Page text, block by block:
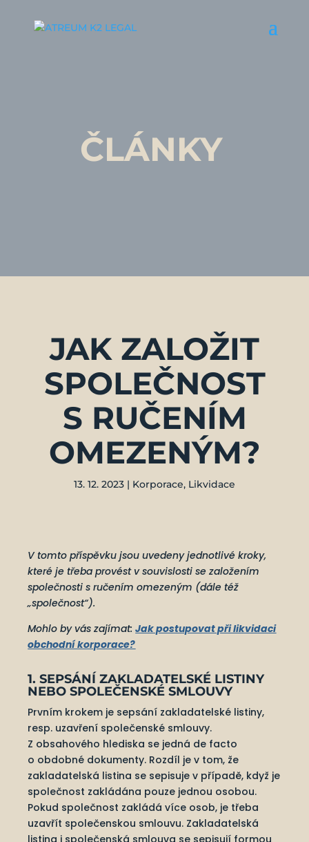
ČLÁNKY
JAK ZALOŽIT
SPOLEČNOST
S RUČENÍM
OMEZENÝM?
13. 12. 2023 | Korporace, Likvidace
V tomto příspěvku jsou uvedeny jednotlivé kroky,
které je třeba provést v souvislosti se založením
společnosti s ručením omezeným (dále též
„společnost“).
Mohlo by vás zajímat:Jak postupovat při likvidaci
obchodní korporace?
1. SEPSÁNÍ ZAKLADATELSKÉ LISTINY
NEBO SPOLEČENSKÉ SMLOUVY
Prvním krokem je sepsání zakladatelské listiny,
resp. uzavření společenské smlouvy.
Z obsahového hlediska se jedná de facto
o obdobné dokumenty. Rozdíl je v tom, že
zakladatelská listina se sepisuje v případě, když je
společnost zakládána pouze jednou osobou.
Pokud společnost zakládá více osob, je třeba
uzavřít společenskou smlouvu. Zakladatelská
listina i společenská smlouva se sepisují formou